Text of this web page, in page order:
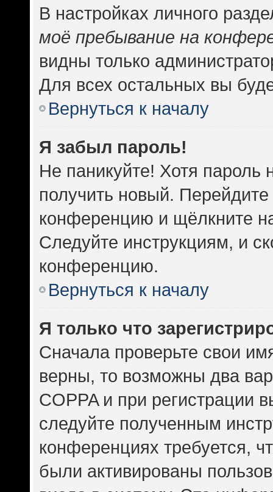
В настройках личного
моё пребывание на
видны только
Для всех остальных вы
Вернуться к началу
Я забыл пароль!
Не паникуйте! Хотя пароль
получить новый.
конференцию и щёлкните
Следуйте инструкциям, и
конференцию.
Вернуться к началу
Я только что
Сначала проверьте свои
верны, то возможны два
COPPA и при регистрации
следуйте полученным
конференциях требуется,
были активированы